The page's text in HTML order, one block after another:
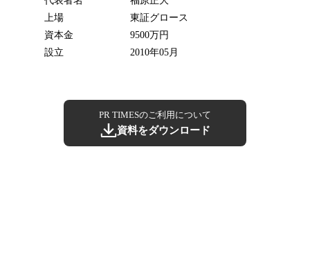
上場
東証グロース
資本金
9500万円
設立
2010年05月
PR TIMESのご利用について
資料をダウンロード